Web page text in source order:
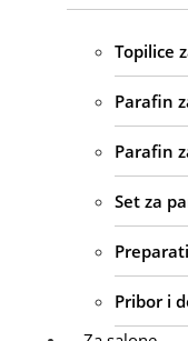
Topilice
Parafin
Parafin
Set za
Pribor i